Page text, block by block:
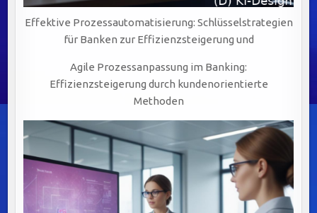
Effektive Prozessautomatisierung: Schlüsselstrategien
für Banken zur Effizienzsteigerung und
Agile Prozessanpassung im Banking:
Effizienzsteigerung durch kundenorientierte
Methoden